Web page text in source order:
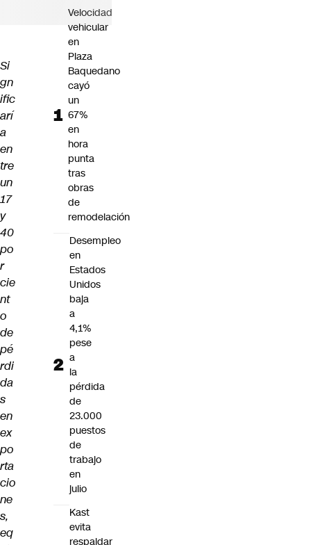
Si
gn
ific
arí
a
en
tre
un
17
y
40
po
r
cie
nt
o
de
pé
rdi
da
s
en
ex
po
rta
cio
ne
s,
eq
Velocidad
vehicular
en
Plaza
Baquedano
cayó
un
67%
en
hora
punta
tras
obras
de
remodelación
Desempleo
en
Estados
Unidos
baja
a
4,1%
pese
a
la
pérdida
de
23.000
puestos
de
trabajo
en
julio
Kast
evita
respaldar